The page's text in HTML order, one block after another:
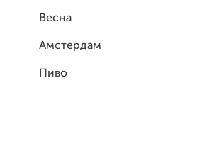
Весна
Амстердам
Пиво